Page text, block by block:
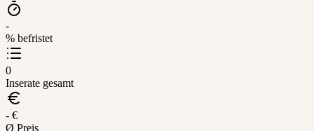
-
% befristet
0
Inserate gesamt
- €
Ø Preis